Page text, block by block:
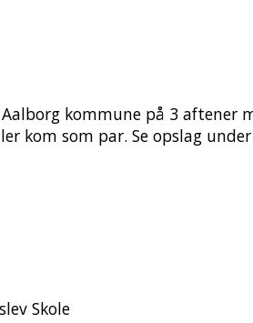
kommune på 3
kom som par. Se opslag
Skole